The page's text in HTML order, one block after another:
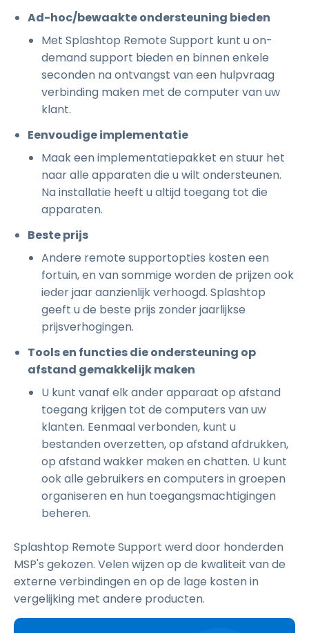
Ad-hoc/bewaakte ondersteuning bieden
Met Splashtop Remote Support kunt u on-
demand support bieden en binnen enkele
seconden na ontvangst van een hulpvraag
verbinding maken met de computer van uw
klant.
Eenvoudige implementatie
Maak een implementatiepakket en stuur het
naar alle apparaten die u wilt ondersteunen.
Na installatie heeft u altijd toegang tot die
apparaten.
Beste prijs
Andere remote supportopties kosten een
fortuin, en van sommige worden de prijzen ook
ieder jaar aanzienlijk verhoogd. Splashtop
geeft u de beste prijs zonder jaarlijkse
prijsverhogingen.
Tools en functies die ondersteuning op
afstand gemakkelijk maken
U kunt vanaf elk ander apparaat op afstand
toegang krijgen tot de computers van uw
klanten. Eenmaal verbonden, kunt u
bestanden overzetten, op afstand afdrukken,
op afstand wakker maken en chatten. U kunt
ook alle gebruikers en computers in groepen
organiseren en hun toegangsmachtigingen
beheren.
Splashtop Remote Support werd door honderden
MSP's gekozen. Velen wijzen op de kwaliteit van de
externe verbindingen en op de lage kosten in
vergelijking met andere producten.